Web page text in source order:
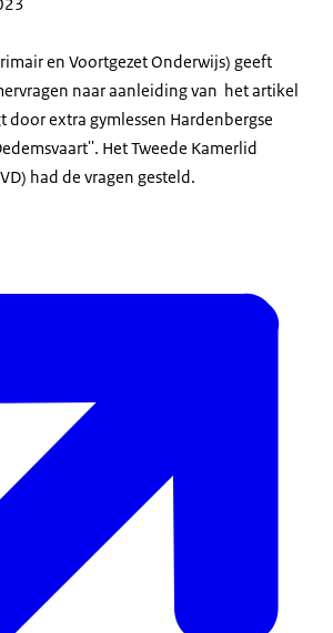
en Voortgezet Onderwijs) geeft
naar aanleiding van het artikel
door extra gymlessen Hardenbergse
Het Tweede Kamerlid
had de vragen gesteld.